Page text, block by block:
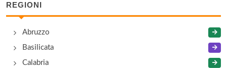
REGIONI
Abruzzo
Basilicata
Calabria